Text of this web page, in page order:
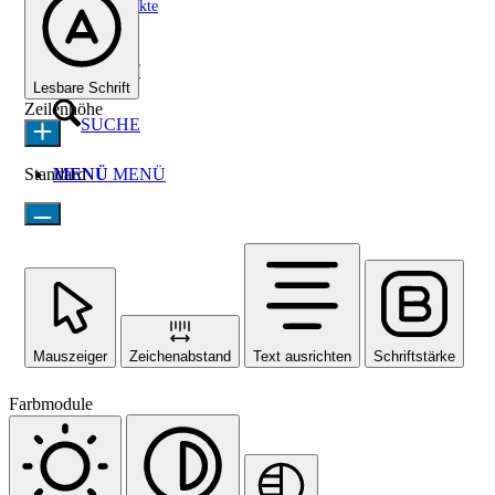
Sozialprojekte
KONTAKT
SUCHE
MENÜ MENÜ
Lesbare Schrift
Zeilenhöhe
Standard
Mauszeiger Zeichenabstand Text ausrichten Schriftstärke
Farbmodule